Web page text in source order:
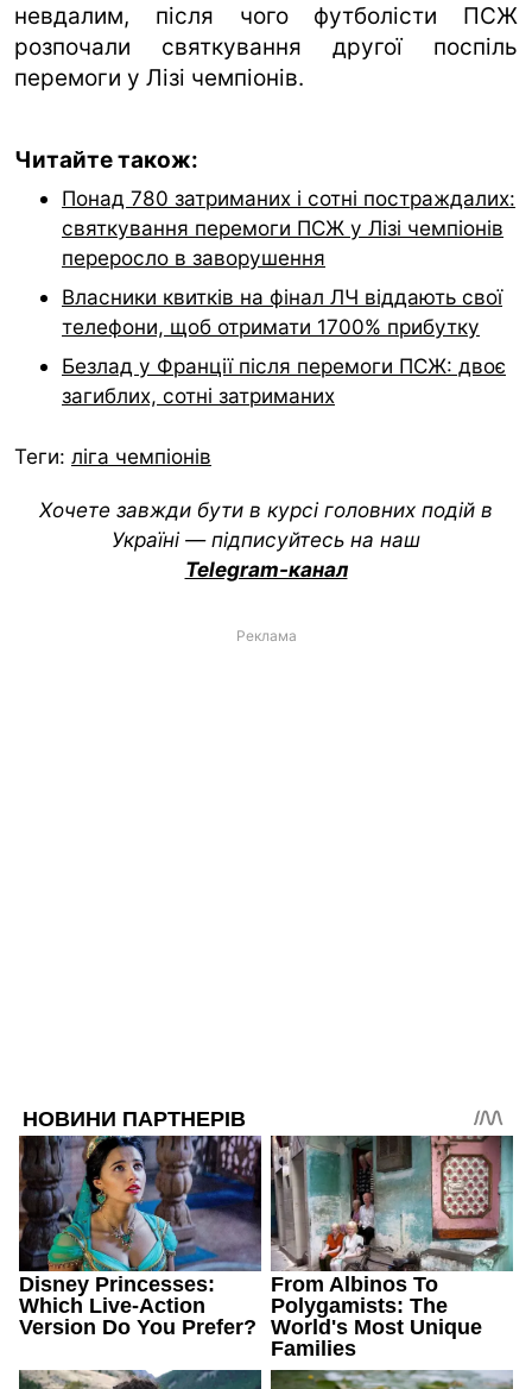
невдалим, після чого футболісти ПСЖ
розпочали святкування другої поспіль
перемоги у Лізі чемпіонів.
Читайте також:
Понад 780 затриманих і сотні постраждалих:
святкування перемоги ПСЖ у Лізі чемпіонів
переросло в заворушення
Власники квитків на фінал ЛЧ віддають свої
телефони, щоб отримати 1700% прибутку
Безлад у Франції після перемоги ПСЖ: двоє
загиблих, сотні затриманих
Теги: ліга чемпіонів
Хочете завжди бути в курсі головних подій в
Україні — підписуйтесь на наш
Telegram-канал
Реклама